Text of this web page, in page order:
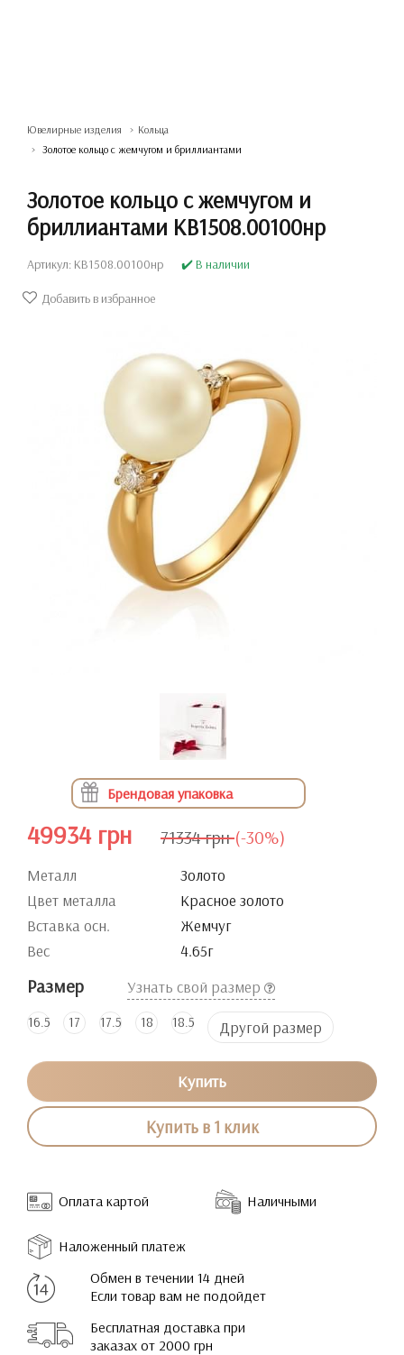
Ювелирные изделия
Кольца
Золотое кольцо с жемчугом и бриллиантами
Золотое кольцо с жемчугом и
бриллиантами КВ1508.00100нр
Артикул: КВ1508.00100нр ✔️ В наличии
Добавить в избранное
Брендовая упаковка
49934 грн 71334 грн (-30%)
Металл
Золото
Цвет металла
Красное золото
Вставка осн.
Жемчуг
Вес
4.65г
Размер Узнать свой размер
16.5 17 17.5 18 18.5 Другой размер
Купить
Купить в 1 клик
Оплата картой Наличными
Наложенный платеж
Обмен в течении 14 дней
Если товар вам не подойдет
Бесплатная доставка при
заказах от 2000 грн